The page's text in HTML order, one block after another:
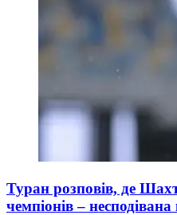
Туран розповів, де
чемпіонів – несподівана